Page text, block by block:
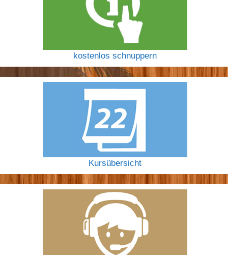
kostenlos schnuppern
Kursübersicht